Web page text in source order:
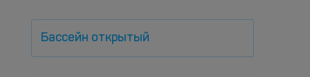
Бассейн открытый